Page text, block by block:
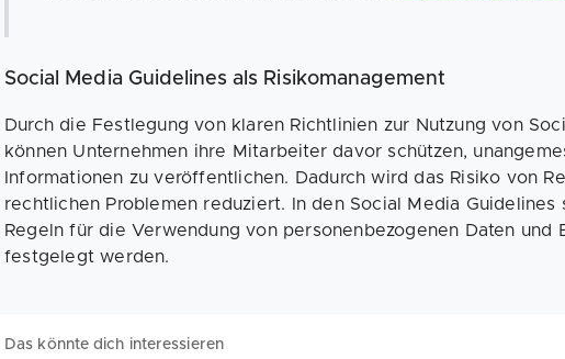
Social Media Guidelines als Risikomanagement
Durch die Festlegung von klaren Richtlinien zur Nutzung von
können Unternehmen ihre Mitarbeiter davor schützen,
Informationen zu veröffentlichen. Dadurch wird das Risiko von
rechtlichen Problemen reduziert. In den Social Media Guidelines
Regeln für die Verwendung von personenbezogenen Daten und
festgelegt werden.
Das könnte dich interessieren